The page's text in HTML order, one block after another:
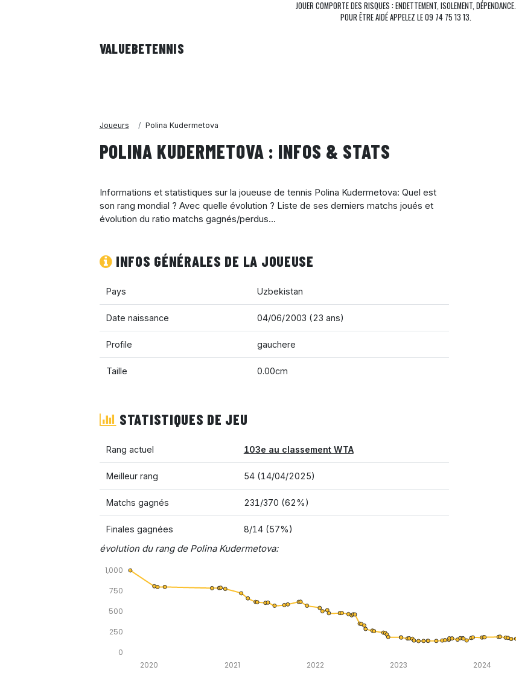
JOUER COMPORTE DES RISQUES : ENDETTEMENT, ISOLEMENT, DÉPENDANCE.
POUR ÊTRE AIDÉ APPELEZ LE 09 74 75 13 13.
VALUEBETENNIS
Joueurs Polina Kudermetova
POLINA KUDERMETOVA : INFOS & STATS
Informations et statistiques sur la joueuse de tennis Polina Kudermetova: Quel est
son rang mondial ? Avec quelle évolution ? Liste de ses derniers matchs joués et
évolution du ratio matchs gagnés/perdus...
INFOS GÉNÉRALES DE LA JOUEUSE
Pays Uzbekistan
Date naissance 04/06/2003 (23 ans)
Profile gauchere
Taille 0.00cm
STATISTIQUES DE JEU
Rang actuel 103e au classement WTA
Meilleur rang 54 (14/04/2025)
Matchs gagnés 231/370 (62%)
Finales gagnées 8/14 (57%)
évolution du rang de Polina Kudermetova:
0
250
500
750
1,000
2024
2023
2022
2021
2020